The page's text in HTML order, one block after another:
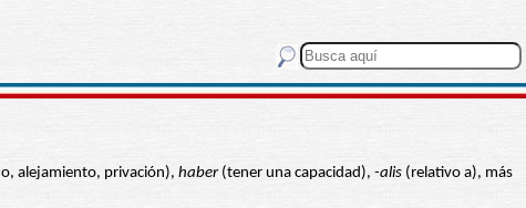
alejamiento, privación), haber(tener una capacidad), -alis (relativo a), más